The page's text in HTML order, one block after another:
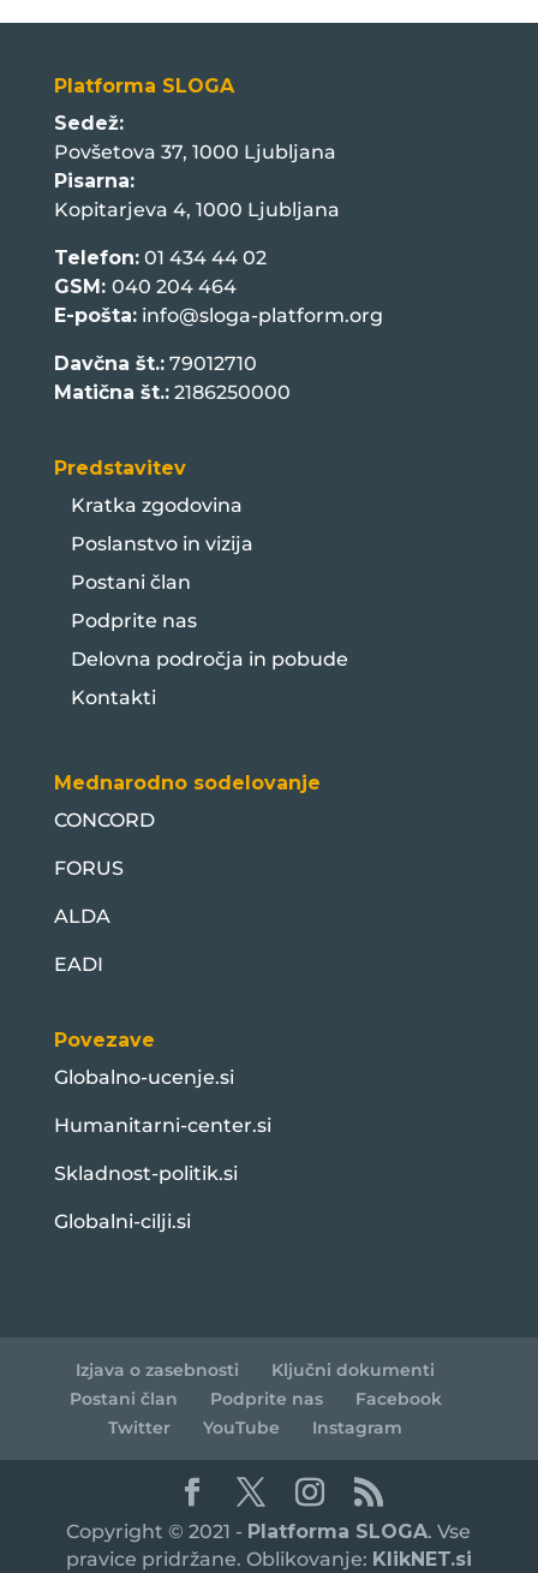
Platforma SLOGA
Sedež:
Povšetova 37, 1000 Ljubljana
Pisarna:
Kopitarjeva 4, 1000 Ljubljana
Telefon:01 434 44 02
GSM: 040 204 464
E-pošta: info@sloga-platform.org
Davčna št.:79012710
Matična št.:2186250000
Predstavitev
Kratka zgodovina
Poslanstvo in vizija
Postani član
Podprite nas
Delovna področja in pobude
Kontakti
Mednarodno sodelovanje
CONCORD
FORUS
ALDA
EADI
Povezave
Globalno-ucenje.si
Humanitarni-center.si
Skladnost-politik.si
Globalni-cilji.si
Izjava o zasebnosti
Ključni dokumenti
Postani član
Podprite nas
Facebook
Twitter
YouTube Instagram
Copyright © 2021 - Platforma SLOGA. Vse
pravice pridržane. Oblikovanje: KlikNET.si